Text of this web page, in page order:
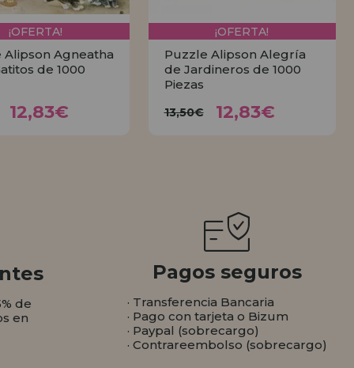
¡OFERTA!
Alipson Agneatha
de 1000
12,83€
¡OFERTA!
Puzzle Alipson Alegría
de Jardineros de 1000
Piezas
13,50€ 12,83€
de
en
Pagos seguros
· Transferencia Bancaria
· Pago con tarjeta o Bizum
· Paypal (sobrecargo)
· Contrareembolso (sobrecargo)